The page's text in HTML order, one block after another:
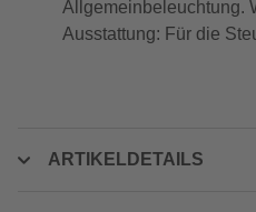
Allgemeinbeleuchtung.
Ausstattung: Für die
ARTIKELDETAILS